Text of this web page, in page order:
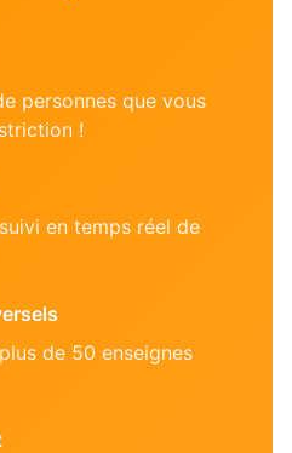
personnes que vous
!
en temps réel de
de 50 enseignes